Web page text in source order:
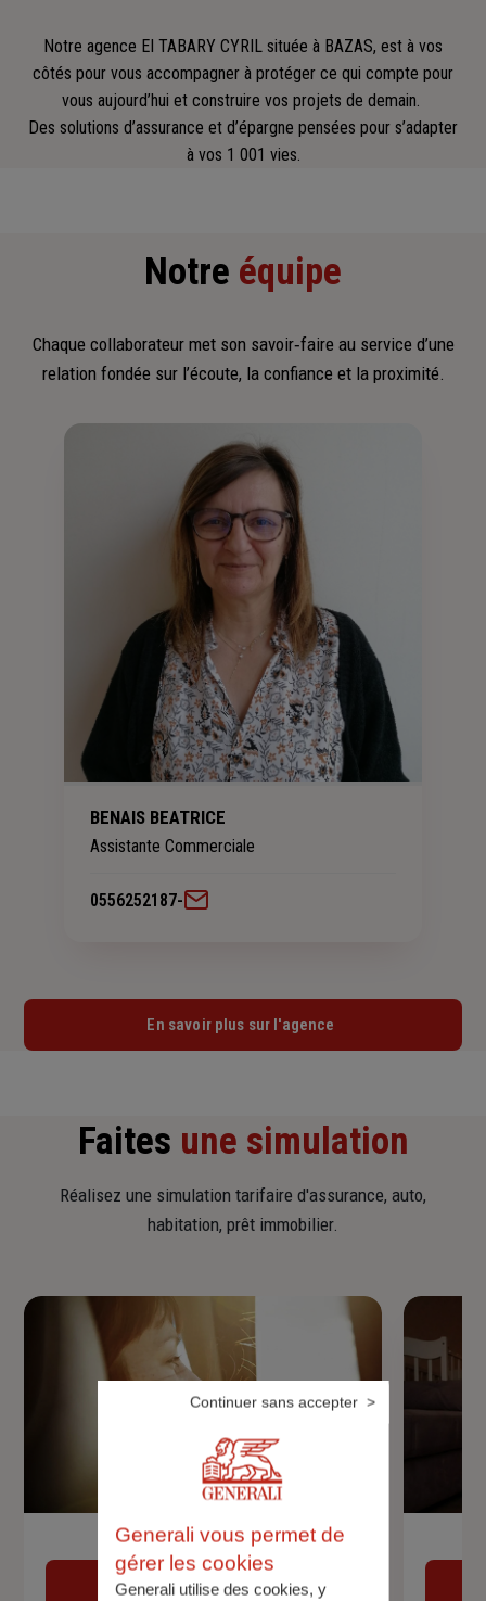
Notre agence EI TABARY CYRIL située à BAZAS, est à vos
côtés pour vous accompagner à protéger ce qui compte pour
vous aujourd’hui et construire vos projets de demain.
Des solutions d’assurance et d’épargne pensées pour s’adapter
à vos 1 001 vies.
Notre équipe
Chaque collaborateur met son savoir‑faire au service d’une
relation fondée sur l’écoute, la confiance et la proximité.
BENAIS BEATRICE
Assistante Commerciale
0556252187-
En savoir plus sur l'agence
Faites une simulation
Réalisez une simulation tarifaire d'assurance, auto,
habitation, prêt immobilier.
Devis assurance auto
Obtenir une estimation
Generali vous permet de
gérer les cookies
Generali utilise des cookies, y
Continuer sans accepter